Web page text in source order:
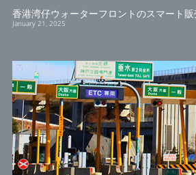
香港湾仔ウォーターフロントのスマート販
January 21, 2025